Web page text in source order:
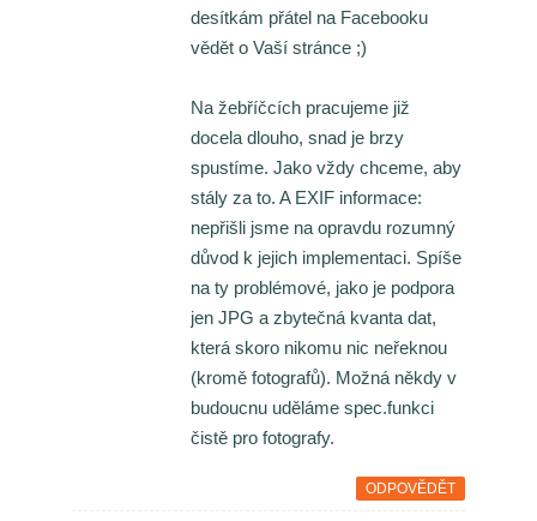
desítkám přátel na Facebooku
vědět o Vaší stránce ;)
Na žebříčcích pracujeme již
docela dlouho, snad je brzy
spustíme. Jako vždy chceme, aby
stály za to. A EXIF informace:
nepřišli jsme na opravdu rozumný
důvod k jejich implementaci. Spíše
na ty problémové, jako je podpora
jen JPG a zbytečná kvanta dat,
která skoro nikomu nic neřeknou
(kromě fotografů). Možná někdy v
budoucnu uděláme spec.funkci
čistě pro fotografy.
ODPOVĚDĚT